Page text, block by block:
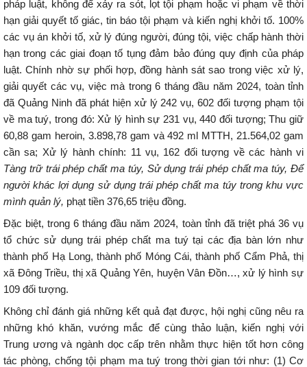
pháp luật, không để xảy ra sót, lọt tội phạm hoặc vi phạm về thời
hạn giải quyết tố giác, tin báo tội phạm và kiến nghị khởi tố. 100%
các vụ án khởi tố, xử lý đúng người, đúng tội, việc chấp hành thời
hạn trong các giai đoạn tố tụng đảm bảo đúng quy định của pháp
luật. Chính nhờ sự phối hợp, đồng hành sát sao trong việc xử lý,
giải quyết các vụ, việc mà trong 6 tháng đầu năm 2024, toàn tỉnh
đã Quảng Ninh đã phát hiện xử lý 242 vụ, 602 đối tượng phạm tội
về ma tuý, trong đó: Xử lý hình sự 231 vụ, 440 đối tượng; Thu giữ
60,88 gam heroin, 3.898,78 gam và 492 ml MTTH, 21.564,02 gam
cần sa; Xử lý hành chính: 11 vụ, 162 đối tượng về các hành vi
Tàng trữ trái phép chất ma túy, Sử dụng trái phép chất ma túy, Để
người khác lợi dụng sử dụng trái phép chất ma túy trong khu vực
mình quản lý, phạt tiền 376,65 triệu đồng.
Đặc biệt, trong 6 tháng đầu năm 2024, toàn tỉnh đã triệt phá 36 vụ
tổ chức sử dụng trái phép chất ma tuý tại các địa bàn lớn như
thành phố Hạ Long, thành phố Móng Cái, thành phố Cẩm Phả, thị
xã Đông Triều, thị xã Quảng Yên, huyện Vân Đồn…, xử lý hình sự
109 đối tượng.
Không chỉ đánh giá những kết quả đạt được, hội nghị cũng nêu ra
những khó khăn, vướng mắc để cùng thảo luận, kiến nghị với
Trung ương và ngành dọc cấp trên nhằm thực hiện tốt hơn công
tác phòng, chống tội phạm ma tuý trong thời gian tới như: (1) Cơ